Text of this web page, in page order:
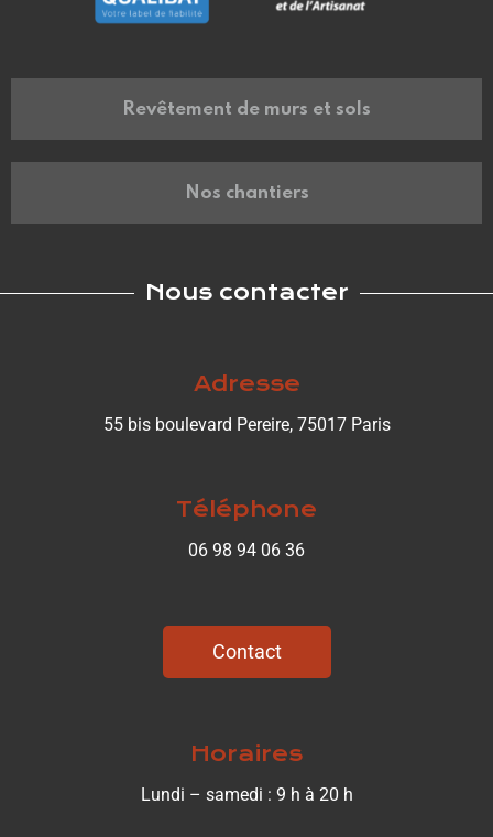
Revêtement de murs et sols
Nos chantiers
Nous contacter
Adresse
55 bis boulevard Pereire, 75017 Paris
Téléphone
06 98 94 06 36
Contact
Horaires
Lundi – samedi : 9 h à 20 h